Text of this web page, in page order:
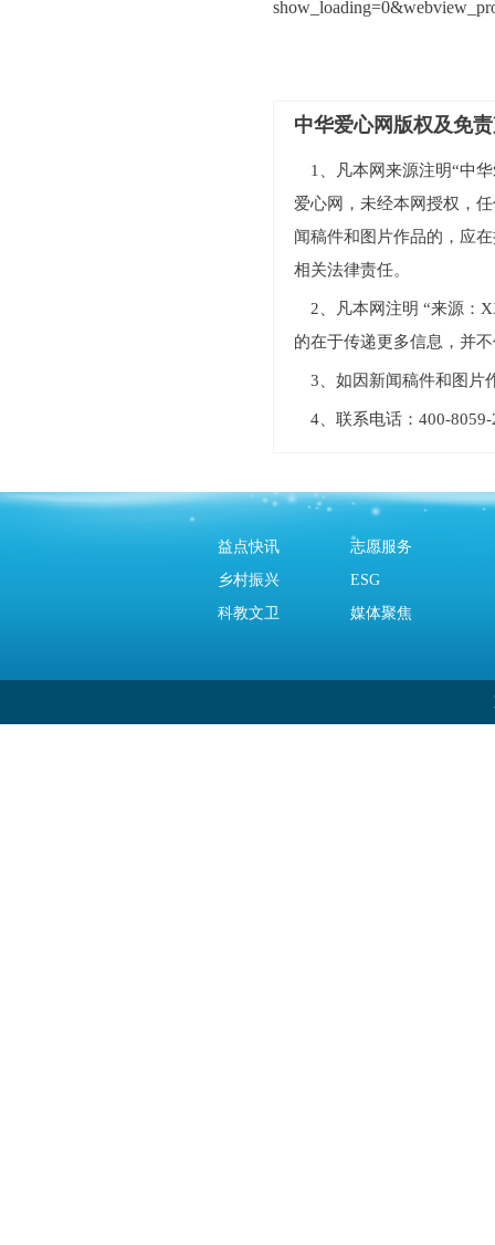
中华爱心网版权及免
1、凡本网来源注明“中
爱心网，未经本网授权，
闻稿件和图片作品的，应
相关法律责任。
2、凡本网注明 “来源：
的在于传递更多信息，并
3、如因新闻稿件和图片
4、联系电话：400-
益点快讯
志愿服务
乡村振兴
ESG
科教文卫
媒体聚焦